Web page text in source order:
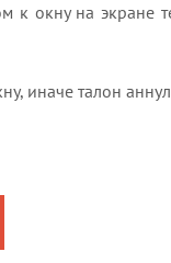
окну на экране
иначе талон